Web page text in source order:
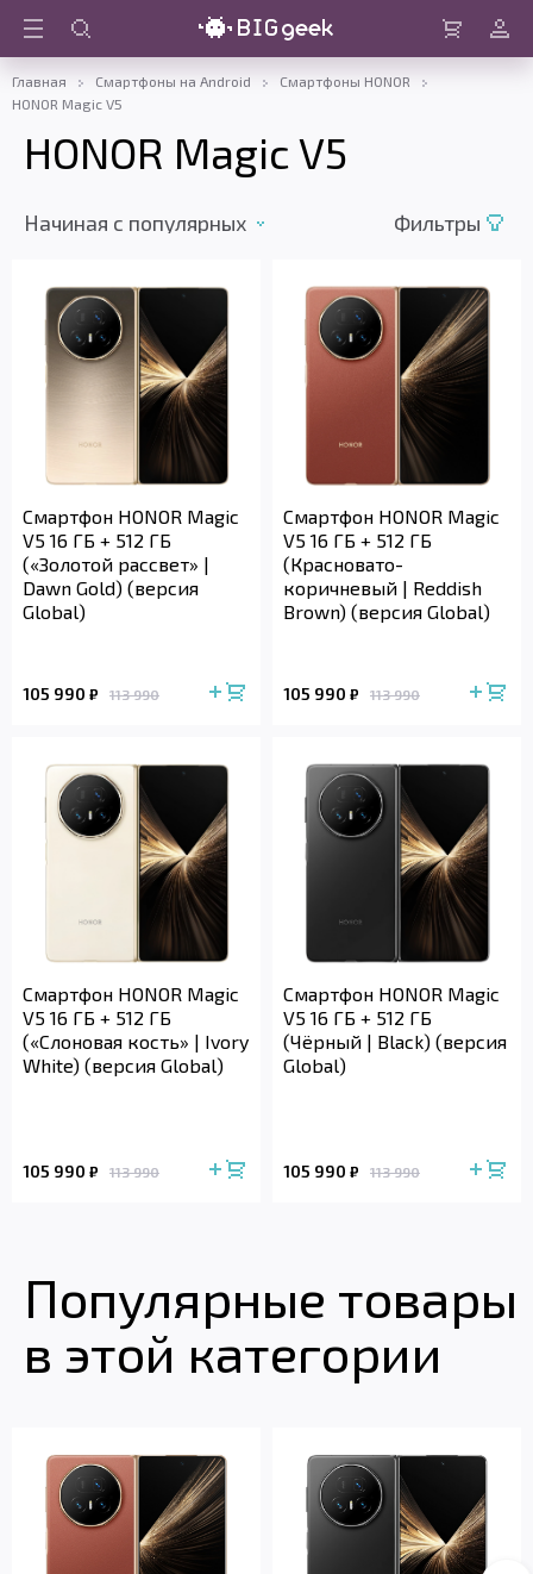
Войти
Главная Смартфоны на Android
Смартфоны HONOR
HONOR Magic V5
HONOR Magic V5
Начиная c популярных Фильтры
Смартфон HONOR Magic
V5 16 ГБ + 512 ГБ
(«Золотой рассвет» |
Dawn Gold) (версия
Global)
105 990 ₽ 113 990
Смартфон HONOR Magic
V5 16 ГБ + 512 ГБ
(Красновато-
коричневый | Reddish
Brown) (версия Global)
105 990 ₽ 113 990
Смартфон HONOR Magic
V5 16 ГБ + 512 ГБ
(«Слоновая кость» | Ivory
White) (версия Global)
105 990 ₽ 113 990
Смартфон HONOR Magic
V5 16 ГБ + 512 ГБ
(Чёрный | Black) (версия
Global)
105 990 ₽ 113 990
Популярные товары
в этой категории